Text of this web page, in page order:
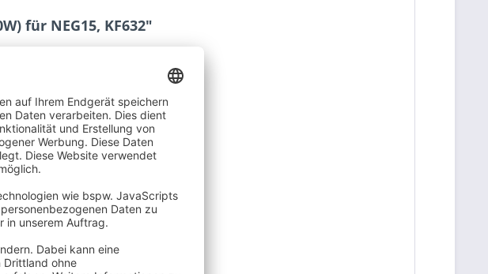
für NEG15, KF632"